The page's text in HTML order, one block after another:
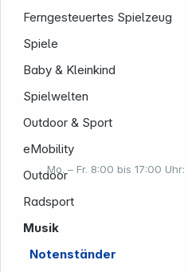
Mo. – Fr. 8:00 bis 17:00 Uhr:
Ferngesteuertes Spielzeug
Spiele
Baby & Kleinkind
Spielwelten
Outdoor & Sport
eMobility
Outdoor
Radsport
Musik
Notenständer
Informationen
Rechtliches